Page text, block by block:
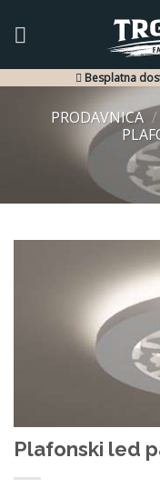
Besplatna
PRODAVNICA /
Plafonski led